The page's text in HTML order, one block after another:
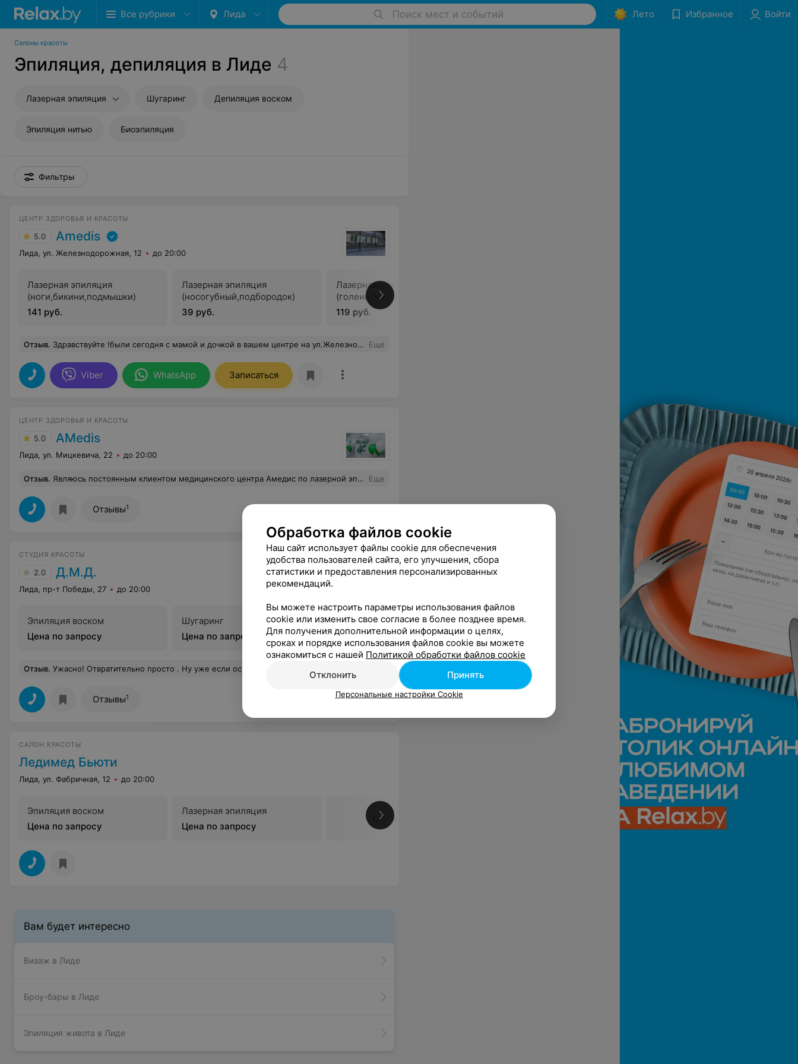
Все рубрики Лида Поиск мест и событий Лето Избранное Войти
Салоны красоты
Эпиляция, депиляция в Лиде 4
Лазерная эпиляция Шугаринг Депиляция воском
Эпиляция нитью Биоэпиляция
Фильтры
ЦЕНТР ЗДОРОВЬЯ И КРАСОТЫ
5.0 Amedis
Лида, ул. Железнодорожная, 12 до 20:00
Лазерная эпиляция
(ноги,бикини,подмышки)
141 руб.
Лазерная эпиляция
(носогубный,подбородок)
39 руб.
Лазерная эпиляция
(голень,бикини,подмышки)
119 руб.
Отзыв. Здравствуйте !были сегодня с мамой и дочкой в вашем центре на ул.Железнодорожная ,очень вежливые сотрудники . Девушки-администраторы объяснили как и что ,проконсультировали по услугам ,ответили на вопросы! И огромная благодарность девушке медсетсре ,которая взяла кровь маленькому ребенку очень аккуратно !Благодарю Еще
Viber WhatsApp Записаться
ЦЕНТР ЗДОРОВЬЯ И КРАСОТЫ
5.0 AMedis
Лида, ул. Мицкевича, 22 до 20:00
Отзыв. Являюсь постоянным клиентом медицинского центра Амедис по лазерной эпиляции. Процедура проходит безболезненно, гигиенично, а главное - эффективно. Спасибо сотрудникам центра! Еще
Отзывы1
СТУДИЯ КРАСОТЫ
2.0 Д.М.Д.
Лида, пр-т Победы, 27 до 20:00
Эпиляция воском
Цена по запросу
Шугаринг
Цена по запросу
Все цены
Отзыв. Ужасно! Отвратительно просто . Ну уже если оставить качество, хотя не знаю где и как таких мастеров подбирали - никакие впрочем, ( не в Милане находимся ,а я там именно и живу). но отношению к клиентам научиться все-таки надо. Лена, к которой я попала на укладку с большой неохотой согласилась на мою просьбу помыть волосы два раза, а потом все-таки они остались совершенно грязными и неприятным на ощупь. И ещё, телефон на рабочем месте просто должен быть выключен. Для записи клиентов у вас есть администратор. Ну,а Саша (вроде), мастер по педикюру, это уж вообще никуда не годится. На мою просьбу покрыть ногти на руках лаком она сказала, что время у неё нет и после этого сидела поправляя собственные ногти минут 30,пока у меня моли ноги. После того как педикюр был сделан я повторила мою просьбу, на что она ответила, что уже у неё следующий клиент, а сама ушла за покупками, вернувшись в салон с двумя полными авоськами (оставив меня одну на 20 мин сушить лак!!!)
Отзывы1
САЛОН КРАСОТЫ
Ледимед Бьюти
Лида, ул. Фабричная, 12 до 20:00
Эпиляция воском
Цена по запросу
Лазерная эпиляция
Цена по запросу
Все цены
Вам будет интересно
Визаж в Лиде
Броу-бары в Лиде
Эпиляция живота в Лиде
Обработка файлов cookie
Наш сайт использует файлы cookie для обеспечения
удобства пользователей сайта, его улучшения, сбора
статистики и предоставления персонализированных
рекомендаций.
Вы можете настроить параметры использования файлов
cookie или изменить свое согласие в более позднее время.
Для получения дополнительной информации о целях,
сроках и порядке использования файлов cookie вы можете
ознакомиться с нашей Политикой обработки файлов cookie
Отклонить
Принять
Персональные настройки Cookie